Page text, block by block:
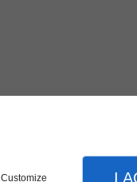
Customize I